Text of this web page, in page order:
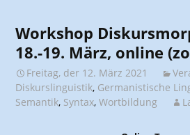
Workshop
18.-19. März, online
Freitag, der 12. März 2021
Diskurslinguistik, Germanistische
Semantik, Syntax,Wortbildung